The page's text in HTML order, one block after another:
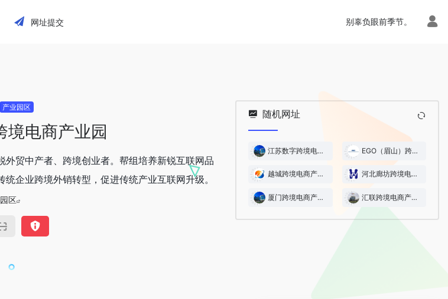
网址提交 别辜负眼前季节。
产业园区
境电商产业园
外贸中产者、跨境创业者。帮组培养新锐互联网品
统企业跨境外销转型，促进传统产业互联网升级。
区
随机网址
江苏数字跨境电商产业园 EGO（眉山）跨境电商&数字经济产业园
越城跨境电商产业园 河北廊坊跨境电子商务产业园
厦门跨境电商产业园 汇联跨境电商产业园